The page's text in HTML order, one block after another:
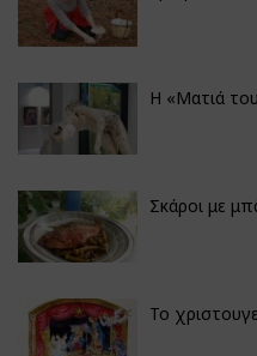
H «Ματιά
Σκάροι με
Το